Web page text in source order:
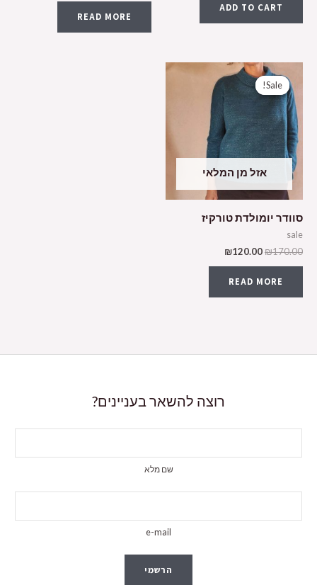
ADD TO CART
READ MORE
Sale!
אזל מן המלאי
Sale!
סוודר יומולדת טורקיז
sale
₪170.00
₪120.00
READ MORE
רוצה להשאר בעניינים?
שם מלא
e-mail
הרשמי